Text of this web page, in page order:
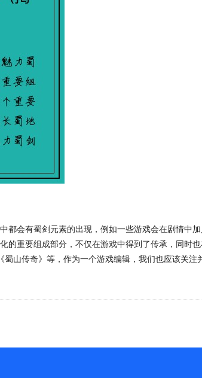
都会有蜀剑元素的出现，例如一些游戏会在剧情中
重要组成部分，不仅在游戏中得到了传承，同时也
山传奇》等，作为一个游戏编辑，我们也应该关